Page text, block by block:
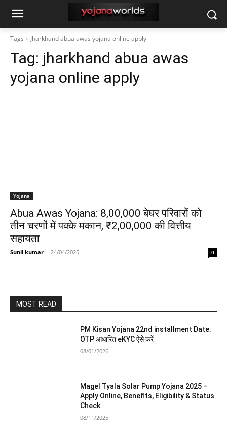
Tags Jharkhand abua awas yojana online apply
Tag: jharkhand abua awas
yojana online apply
Yojana
Abua Awas Yojana: 8,00,000 बेघर परिवारों को
तीन चरणों में पक्के मकान, ₹2,00,000 की वित्तीय
सहायता
Sunil kumar - 24/04/2025 0
MOST READ
PM Kisan Yojana 22nd installment Date:
OTP आधारित eKYC ऐसे करें
08/01/2026
Magel Tyala Solar Pump Yojana 2025 –
Apply Online, Benefits, Eligibility & Status
Check
08/11/2025